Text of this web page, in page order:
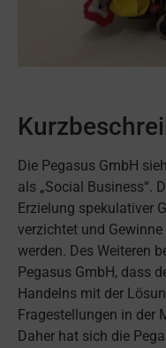
Die Pegasus GmbH
als „Social Business“.
Erzielung spekulativer
verzichtet und
werden. Des Weiteren
Pegasus GmbH, dass
Handelns mit der
Fragestellungen in der
Daher hat sich die